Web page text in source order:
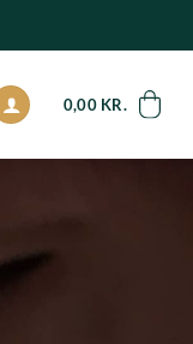
0,00 KR.